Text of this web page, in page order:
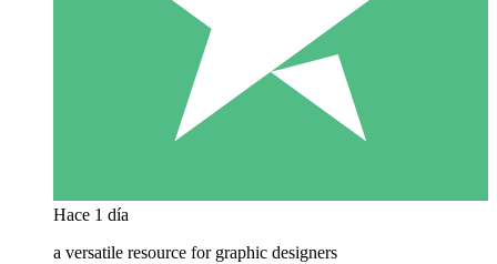
Hace 1 día
a versatile resource for graphic designers